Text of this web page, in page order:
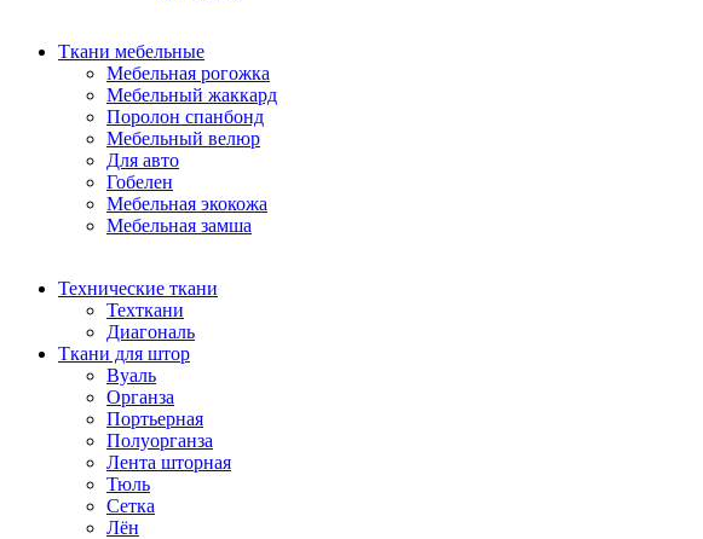
Ткани мебельные
Мебельная рогожка
Мебельный жаккард
Поролон спанбонд
Мебельный велюр
Для авто
Гобелен
Мебельная экокожа
Мебельная замша
Технические ткани
Техткани
Диагональ
Ткани для штор
Вуаль
Органза
Портьерная
Полуорганза
Лента шторная
Тюль
Сетка
Лён